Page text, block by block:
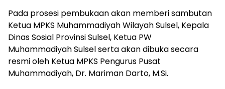
Pada prosesi pembukaan akan memberi sambutan
Ketua MPKS Muhammadiyah Wilayah Sulsel, Kepala
Dinas Sosial Provinsi Sulsel, Ketua PW
Muhammadiyah Sulsel serta akan dibuka secara
resmi oleh Ketua MPKS Pengurus Pusat
Muhammadiyah, Dr. Mariman Darto, M.Si.